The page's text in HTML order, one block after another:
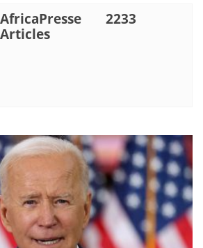
Ceuta : Rabat
AfricaPresse
2233
Articles